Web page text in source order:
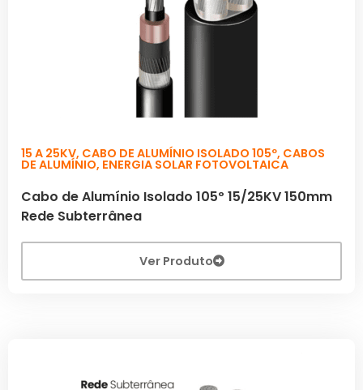
15 A 25KV, CABO DE ALUMÍNIO ISOLADO 105º, CABOS
DE ALUMÍNIO, ENERGIA SOLAR FOTOVOLTAICA
Cabo de Alumínio Isolado 105º 15/25KV 150mm
Rede Subterrânea
Ver Produto